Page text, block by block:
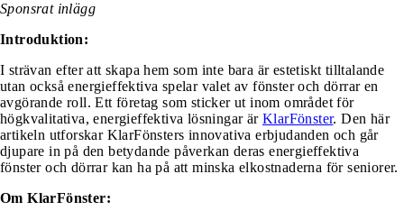
Sponsrat inlägg
Introduktion:
I strävan efter att skapa hem som inte bara är estetiskt tilltalande
utan också energieffektiva spelar valet av fönster och dörrar en
avgörande roll. Ett företag som sticker ut inom området för
högkvalitativa, energieffektiva lösningar är KlarFönster. Den här
artikeln utforskar KlarFönsters innovativa erbjudanden och går
djupare in på den betydande påverkan deras energieffektiva
fönster och dörrar kan ha på att minska elkostnaderna för seniorer.
Om KlarFönster: